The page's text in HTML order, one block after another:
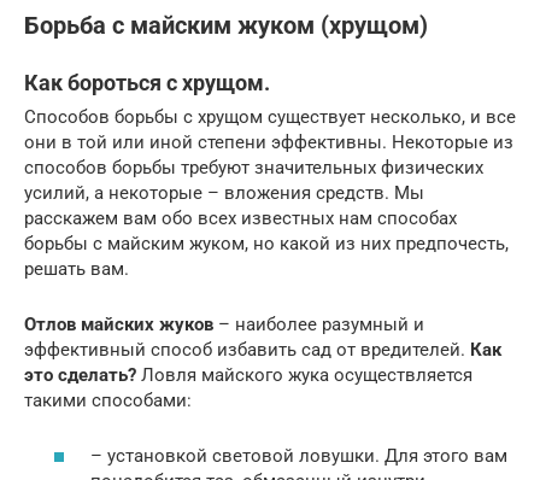
Борьба с майским жуком (хрущом)
Как бороться с хрущом.
Способов борьбы с хрущом существует несколько, и все
они в той или иной степени эффективны. Некоторые из
способов борьбы требуют значительных физических
усилий, а некоторые – вложения средств. Мы
расскажем вам обо всех известных нам способах
борьбы с майским жуком, но какой из них предпочесть,
решать вам.
Отлов майских жуков – наиболее разумный и
эффективный способ избавить сад от вредителей. Как
это сделать? Ловля майского жука осуществляется
такими способами:
– установкой световой ловушки. Для этого вам